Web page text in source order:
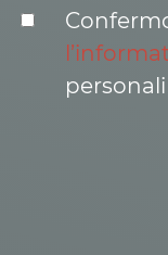
personali